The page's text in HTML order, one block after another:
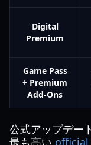
Digital
Premium
Game Pass
+ Premium
Add-Ons
公式アップデー
最も高い official